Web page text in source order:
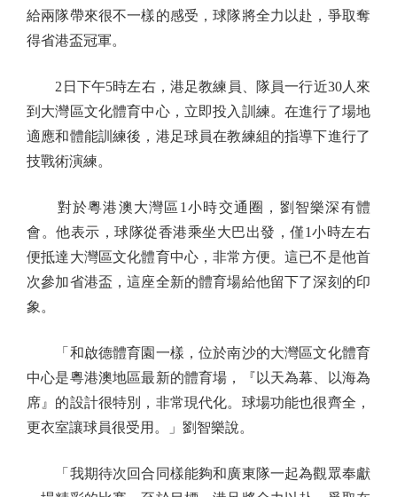
給兩隊帶來很不一樣的感受，球隊將全力以赴，爭取奪
得省港盃冠軍。
2日下午5時左右，港足教練員、隊員一行近30人來
到大灣區文化體育中心，立即投入訓練。在進行了場地
適應和體能訓練後，港足球員在教練組的指導下進行了
技戰術演練。
對於粵港澳大灣區1小時交通圈，劉智樂深有體
會。他表示，球隊從香港乘坐大巴出發，僅1小時左右
便抵達大灣區文化體育中心，非常方便。這已不是他首
次參加省港盃，這座全新的體育場給他留下了深刻的印
象。
「和啟德體育園一樣，位於南沙的大灣區文化體育
中心是粵港澳地區最新的體育場，『以天為幕、以海為
席』的設計很特別，非常現代化。球場功能也很齊全，
更衣室讓球員很受用。」劉智樂說。
「我期待次回合同樣能夠和廣東隊一起為觀眾奉獻